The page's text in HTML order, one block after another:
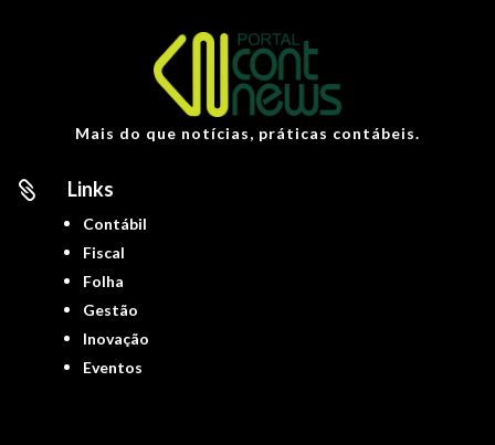
Mais do que notícias, práticas contábeis.
 Links
Contábil
Fiscal
Folha
Gestão
Inovação
Eventos